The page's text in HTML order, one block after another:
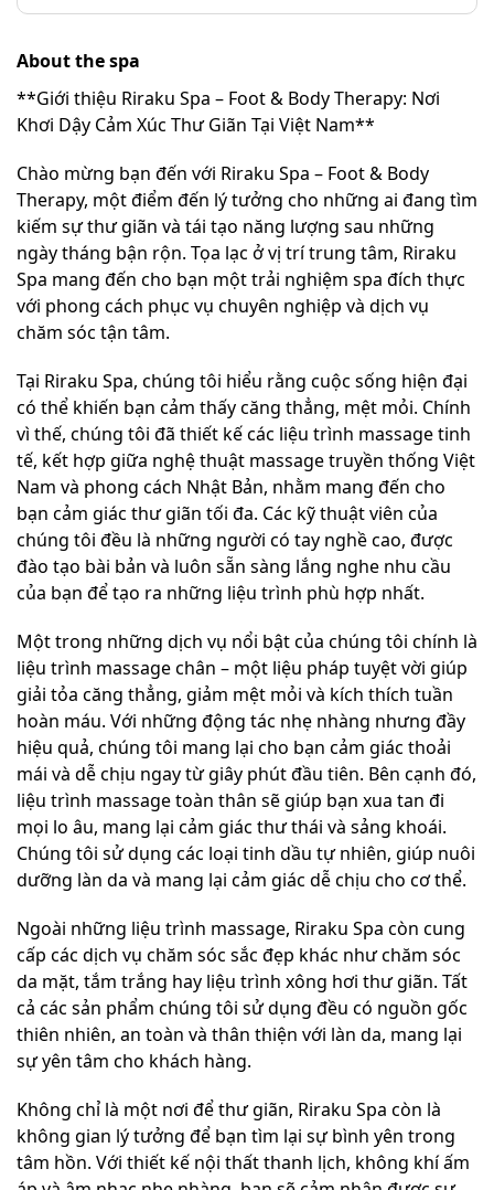
About the spa
**Giới thiệu Riraku Spa – Foot & Body Therapy: Nơi
Khơi Dậy Cảm Xúc Thư Giãn Tại Việt Nam**
Chào mừng bạn đến với Riraku Spa – Foot & Body
Therapy, một điểm đến lý tưởng cho những ai đang tìm
kiếm sự thư giãn và tái tạo năng lượng sau những
ngày tháng bận rộn. Tọa lạc ở vị trí trung tâm, Riraku
Spa mang đến cho bạn một trải nghiệm spa đích thực
với phong cách phục vụ chuyên nghiệp và dịch vụ
chăm sóc tận tâm.
Tại Riraku Spa, chúng tôi hiểu rằng cuộc sống hiện đại
có thể khiến bạn cảm thấy căng thẳng, mệt mỏi. Chính
vì thế, chúng tôi đã thiết kế các liệu trình massage tinh
tế, kết hợp giữa nghệ thuật massage truyền thống Việt
Nam và phong cách Nhật Bản, nhằm mang đến cho
bạn cảm giác thư giãn tối đa. Các kỹ thuật viên của
chúng tôi đều là những người có tay nghề cao, được
đào tạo bài bản và luôn sẵn sàng lắng nghe nhu cầu
của bạn để tạo ra những liệu trình phù hợp nhất.
Một trong những dịch vụ nổi bật của chúng tôi chính là
liệu trình massage chân – một liệu pháp tuyệt vời giúp
giải tỏa căng thẳng, giảm mệt mỏi và kích thích tuần
hoàn máu. Với những động tác nhẹ nhàng nhưng đầy
hiệu quả, chúng tôi mang lại cho bạn cảm giác thoải
mái và dễ chịu ngay từ giây phút đầu tiên. Bên cạnh đó,
liệu trình massage toàn thân sẽ giúp bạn xua tan đi
mọi lo âu, mang lại cảm giác thư thái và sảng khoái.
Chúng tôi sử dụng các loại tinh dầu tự nhiên, giúp nuôi
dưỡng làn da và mang lại cảm giác dễ chịu cho cơ thể.
Ngoài những liệu trình massage, Riraku Spa còn cung
cấp các dịch vụ chăm sóc sắc đẹp khác như chăm sóc
da mặt, tắm trắng hay liệu trình xông hơi thư giãn. Tất
cả các sản phẩm chúng tôi sử dụng đều có nguồn gốc
thiên nhiên, an toàn và thân thiện với làn da, mang lại
sự yên tâm cho khách hàng.
Không chỉ là một nơi để thư giãn, Riraku Spa còn là
không gian lý tưởng để bạn tìm lại sự bình yên trong
tâm hồn. Với thiết kế nội thất thanh lịch, không khí ấm